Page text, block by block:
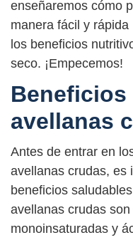
enseñaremos cómo
manera fácil y
los beneficios
seco. ¡Empecemos!
Beneficios
avellanas
Antes de entrar en
avellanas crudas, es
beneficios
avellanas crudas
monoinsaturadas y